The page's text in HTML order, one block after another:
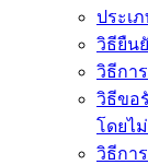
ประเ
วิธียืน
วิธีกา
วิธีขอ
โดยไ
วิธีกา